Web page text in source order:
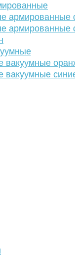
армированные
армированные
вакуумные
вакуумные